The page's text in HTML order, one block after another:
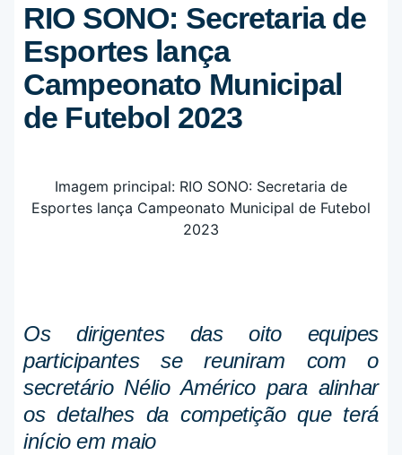
RIO SONO: Secretaria de
Esportes lança
Campeonato Municipal
de Futebol 2023
Os dirigentes das oito equipes
participantes se reuniram com o
secretário Nélio Américo para alinhar
os detalhes da competição que terá
início em maio